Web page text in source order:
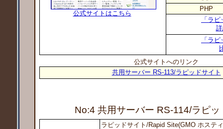
公式サイトはこちら
PHP
「ラ
「ラ
公式サイトへのリンク
共用サーバー RS-113/ラピッドサイト
No:4 共用サーバー RS-114/ラピッ
ラピッドサイト/Rapid Site(GMO ホステ